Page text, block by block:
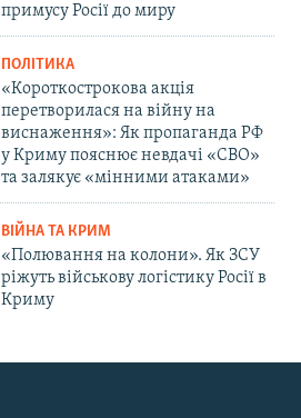
примусу Росії до миру
ПОЛІТИКА
«Короткострокова акція
перетворилася на війну на
виснаження»: Як пропаганда РФ
у Криму пояснює невдачі «СВО»
та залякує «мінними атаками»
ВІЙНА ТА КРИМ
«Полювання на колони». Як ЗСУ
ріжуть військову логістику Росії в
Криму